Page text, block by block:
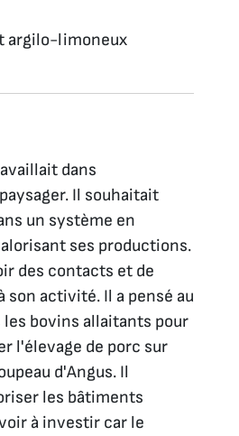
argilo-limoneux
dans
Il souhaitait
un système en
ses productions.
des contacts et de
son activité. Il a pensé au
les bovins allaitants pour
l'élevage de porc sur
d'Angus. Il
les bâtiments
à investir car le